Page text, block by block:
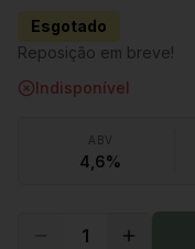
Esgotado
Reposição em breve!
Indisponível
ABV
4,6%
1